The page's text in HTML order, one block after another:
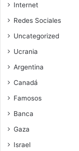
Internet
Redes Sociales
Uncategorized
Ucrania
Argentina
Canadá
Famosos
Banca
Gaza
Israel